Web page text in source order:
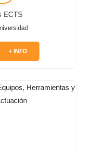
ECTS
+ INFO